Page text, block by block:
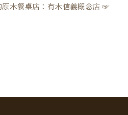
木餐桌店：有木信義概念店 ☞